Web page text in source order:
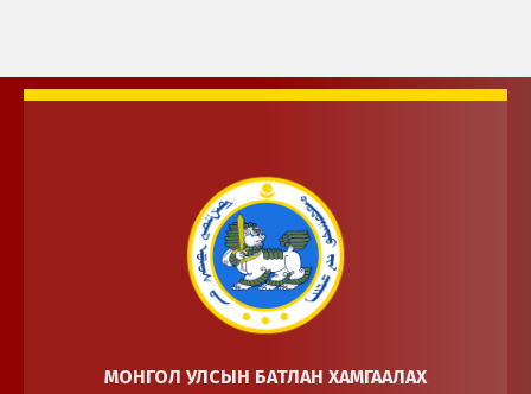
МОНГОЛ УЛСЫН БАТЛАН ХАМГААЛАХ